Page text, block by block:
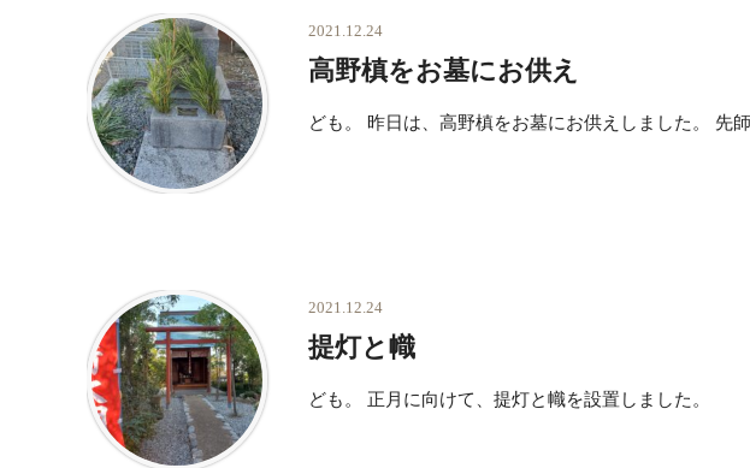
2021.12.24
高野槙をお墓にお供え
ども。 昨日は、高野槙をお墓にお供えしました。 先
2021.12.24
提灯と幟
ども。 正月に向けて、提灯と幟を設置しました。